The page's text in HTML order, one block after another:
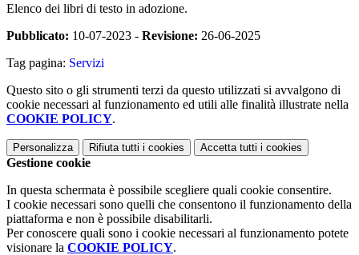
Elenco dei libri di testo in adozione.
Pubblicato: 10-07-2023 - Revisione: 26-06-2025
Tag pagina: Servizi
Questo sito o gli strumenti terzi da questo utilizzati si avvalgono di
cookie necessari al funzionamento ed utili alle finalità illustrate nella
COOKIE POLICY.
Personalizza Rifiuta tutti i cookies Accetta tutti i cookies
Gestione cookie
In questa schermata è possibile scegliere quali cookie consentire.
I cookie necessari sono quelli che consentono il funzionamento della
piattaforma e non è possibile disabilitarli.
Per conoscere quali sono i cookie necessari al funzionamento potete
visionare la COOKIE POLICY.